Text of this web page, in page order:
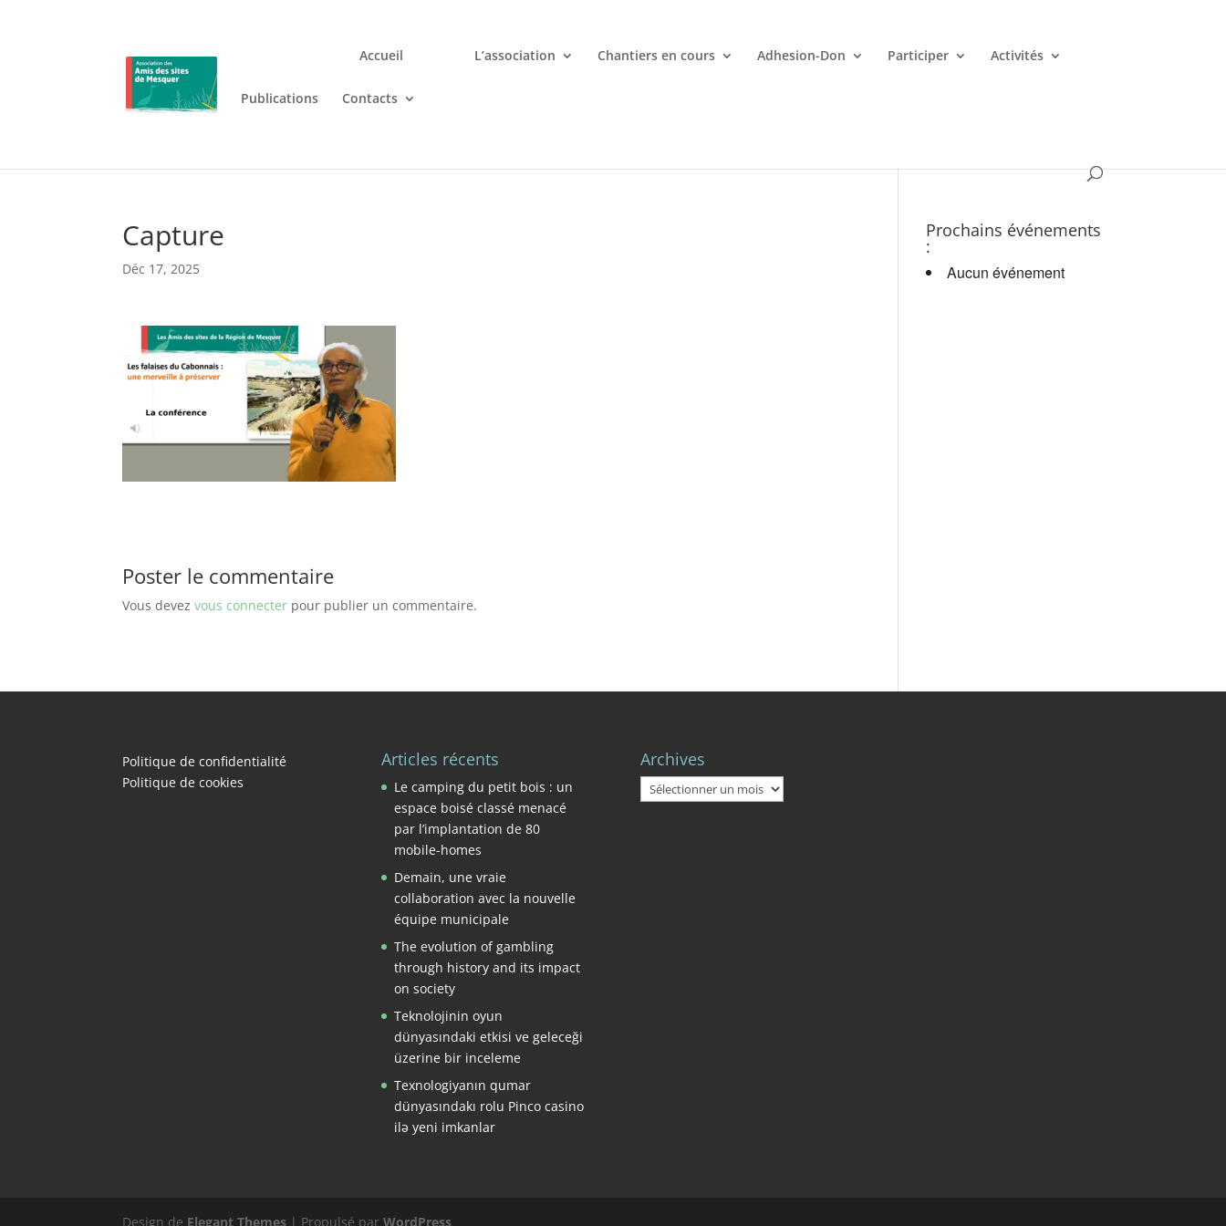
Accueil L’association Chantiers en cours Adhesion-Don Participer Activités
Publications Contacts
Jouez n’importe où et n’importe quand avec votre smartphone chez
Capture
Déc 17, 2025
Poster le commentaire
Vous devezvous connecter pour publier un commentaire.
Prochains événements
:
Aucun événement
Politique de confidentialité
Politique de cookies
Articles récents
Le camping du petit bois : un
espace boisé classé menacé
par l’implantation de 80
mobile-homes
Demain, une vraie
collaboration avec la nouvelle
équipe municipale
The evolution of gambling
through history and its impact
on society
Teknolojinin oyun
dünyasındaki etkisi ve geleceği
üzerine bir inceleme
Texnologiyanın qumar
dünyasındakı rolu Pinco casino
ilə yeni imkanlar
Archives
Archives
Design de Elegant Themes | Propulsé parWordPress